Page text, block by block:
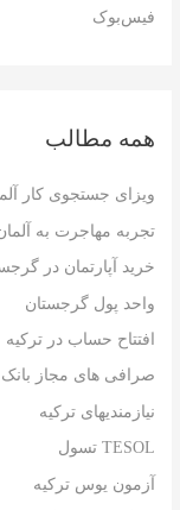
فیس‌بوک
همه مطالب
ویزای جستجوی کار
تجربه مهاجرت به
خرید آپارتمان در
واحد پول گرجستان
افتتاح حساب در ترکیه
صرافی های مجاز
نیازمندیهای ترکیه
TESOL تسول
آزمون یوس ترکیه